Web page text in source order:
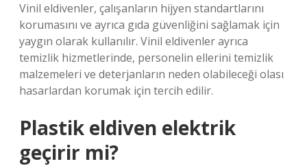
Vinil eldivenler, çalışanların hijyen standartlarını
korumasını ve ayrıca gıda güvenliğini sağlamak için
yaygın olarak kullanılır. Vinil eldivenler ayrıca
temizlik hizmetlerinde, personelin ellerini temizlik
malzemeleri ve deterjanların neden olabileceği olası
hasarlardan korumak için tercih edilir.
Plastik eldiven elektrik
geçirir mi?